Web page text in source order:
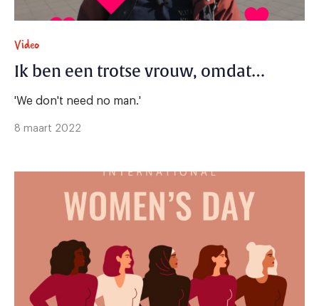
Video
Ik ben een trotse vrouw, omdat…
'We don't need no man.'
8 maart 2022